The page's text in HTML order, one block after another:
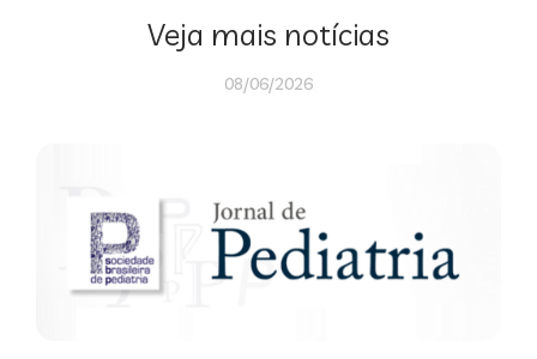
Veja mais notícias
08/06/2026